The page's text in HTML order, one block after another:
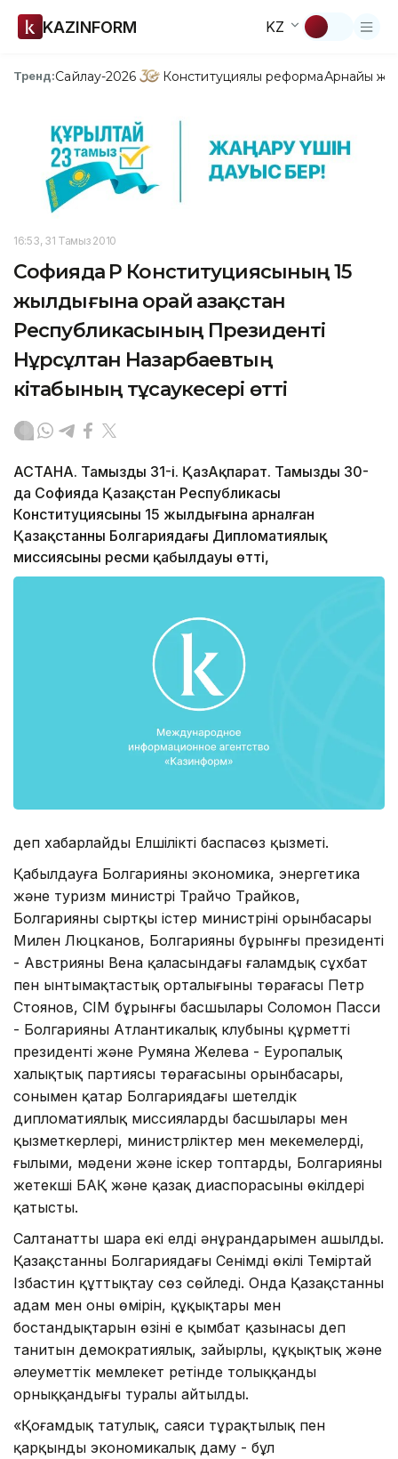
KAZINFORM KZ
Тренд:Сайлау-2026 Конституциялық реформаАрнайы
16:53, 31 Тамыз 2010
Софияда ҚР Конституциясының 15
жылдығына орай Қазақстан
Республикасының Президенті
Нұрсұлтан Назарбаевтың
кітабының тұсаукесері өтті
АСТАНА. Тамыздың 31-і. ҚазАқпарат. Тамыздың 30-
да Софияда Қазақстан Республикасы
Конституциясының 15 жылдығына арналған
Қазақстанның Болгариядағы Дипломатиялық
миссиясының ресми қабылдауы өтті,
деп хабарлайды Елшіліктің баспасөз қызметі.
Қабылдауға Болгарияның экономика, энергетика
және туризм министрі Трайчо Трайков,
Болгарияның сыртқы істер министрінің орынбасары
Милен Люцканов, Болгарияның бұрынғы президенті
- Австрияның Вена қаласындағы ғаламдық сұхбат
пен ынтымақтастық орталығының төрағасы Петр
Стоянов, СІМ бұрынғы басшылары Соломон Пасси
- Болгарияның Атлантикалық клубының құрметті
президенті және Румяна Желева - Еуропалық
халықтық партиясы төрағасының орынбасары,
сонымен қатар Болгариядағы шетелдік
дипломатиялық миссиялардың басшылары мен
қызметкерлері, министрліктер мен мекемелердің,
ғылыми, мәдени және іскер топтардың, Болгарияның
жетекші БАҚ және қазақ диаспорасының өкілдері
қатысты.
Салтанатты шара екі елдің әнұрандарымен ашылды.
Қазақстанның Болгариядағы Сенімді өкілі Теміртай
Ізбастин құттықтау сөз сөйледі. Онда Қазақстанның
адам мен оның өмiрiн, құқықтары мен
бостандықтарын өзінің ең қымбат қазынасы деп
танитын демократиялық, зайырлы, құқықтық және
әлеуметтiк мемлекет ретiнде толыққанды
орныққандығы туралы айтылды.
«Қоғамдық татулық, саяси тұрақтылық пен
қарқынды экономикалық даму - бұл